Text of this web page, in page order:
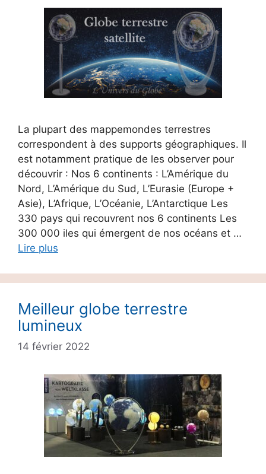
La plupart des mappemondes terrestres
correspondent à des supports géographiques. Il
est notamment pratique de les observer pour
découvrir : Nos 6 continents : L’Amérique du
Nord, L’Amérique du Sud, L’Eurasie (Europe +
Asie), L’Afrique, L’Océanie, L’Antarctique Les
330 pays qui recouvrent nos 6 continents Les
300 000 iles qui émergent de nos océans et …
Lire plus
Meilleur globe terrestre
lumineux
14 février 2022